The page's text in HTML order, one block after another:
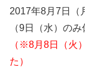
2017年8月7日（
（9日（水）のみ
（※8月8日（火
た）